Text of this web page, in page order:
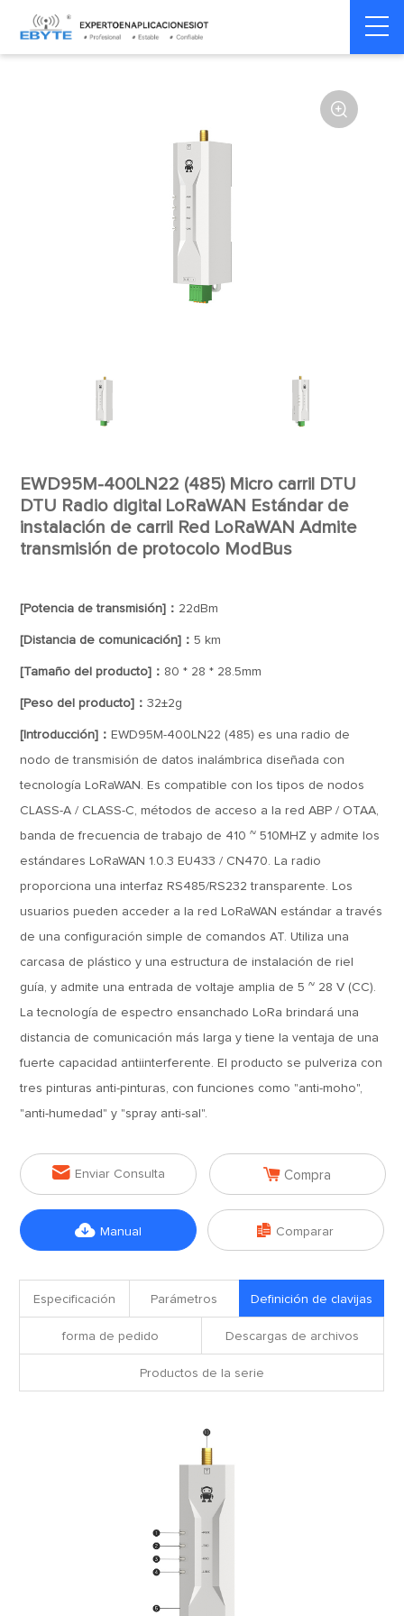
Home > Módem >
inalámbrico

EWD95M-400LN22 (485) Micro carril DTU
DTU Radio digital LoRaWAN Estándar de
instalación de carril Red LoRaWAN Admite
transmisión de protocolo ModBus
[Potencia de transmisión]： 22dBm
[Distancia de comunicación]：5 km
[Tamaño del producto]： 80 * 28 * 28.5mm
[Peso del producto]：32±2g
[Introducción]： EWD95M-400LN22 (485) es una radio de
nodo de transmisión de datos inalámbrica diseñada con
tecnología LoRaWAN. Es compatible con los tipos de nodos
CLASS-A / CLASS-C, métodos de acceso a la red ABP / OTAA,
banda de frecuencia de trabajo de 410 ~ 510MHZ y admite los
estándares LoRaWAN 1.0.3 EU433 / CN470. La radio
proporciona una interfaz RS485/RS232 transparente. Los
usuarios pueden acceder a la red LoRaWAN estándar a través
de una configuración simple de comandos AT. Utiliza una
carcasa de plástico y una estructura de instalación de riel
guía, y admite una entrada de voltaje amplia de 5 ~ 28 V (CC).
La tecnología de espectro ensanchado LoRa brindará una
distancia de comunicación más larga y tiene la ventaja de una
fuerte capacidad antiinterferente. El producto se pulveriza con
tres pinturas anti-pinturas, con funciones como "anti-moho",
"anti-humedad" y "spray anti-sal".
 Enviar Consulta  Compra
 Manual  Comparar
Especificación Parámetros Definición de clavijas
forma de pedido Descargas de archivos
Productos de la serie